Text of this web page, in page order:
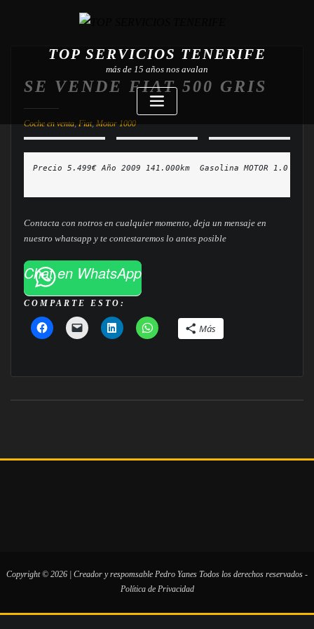
TOP SERVICIOS TENERIFE
más de 15 años nos avalan
SE VENDE FIAT 500 GRIS
Coche en venta, Fiat, Motor 1000
Contacta con notros en cualquier momento, deja un mensaje en
nuestro whatsapp y te contestaremos lo antes posible
Chat en WhatsApp
COMPARTE ESTO:
Más
Copyright © 2026 | Creador y respomsable Pedro Yanes Todos los derechos reservados -
Política de Privacidad